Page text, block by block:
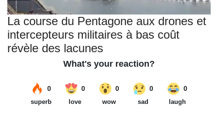
La course du Pentagone aux drones et
intercepteurs militaires à bas coût
révèle des lacunes